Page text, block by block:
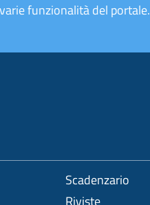
funzionalità del portale.
Scadenzario
Riviste